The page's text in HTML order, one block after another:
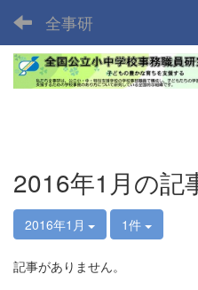
全事研
2016年1月の記
2016年1月 1件
記事がありません。